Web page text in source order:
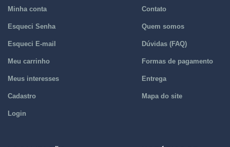
Minha conta
Esqueci Senha
Esqueci E-mail
Meu carrinho
Meus interesses
Cadastro
Login
Contato
Quem somos
Dúvidas (FAQ)
Formas de pagamento
Entrega
Mapa do site